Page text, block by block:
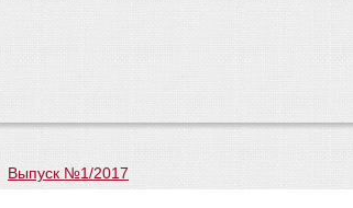
Выпуск №1/2017